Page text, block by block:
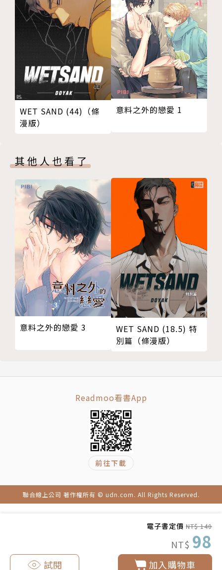
電子書定價 NT$ 140
NT$ 98
加入購物車
試閱
WET SAND (44)（條
漫版）
意料之外的戀愛 1
其他人也看了
意料之外的戀愛 3
WET SAND (18.5) 特
別篇（條漫版）
Readmoo看書App
前往下載
聯合線上公司 著作權所有 © udn.com. All Rights Reserved.